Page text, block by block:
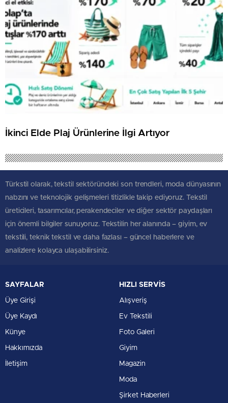
İkinci Elde Plaj Ürünlerine İlgi Artıyor
Türkstil olarak, tekstil sektöründeki son trendleri, moda dünyasının
nabzını ve teknolojik gelişmeleri titizlikle takip ediyoruz. Tekstil
üreticileri, tasarımcılar, perakendeciler ve diğer sektör paydaşları
için önemli bilgiler sunuyoruz. Tekstilin her alanında – giyim, ev
tekstili, teknik tekstil ve daha fazlası – güncel haberlere ve
analizlere kolayca ulaşabilirsiniz.
SAYFALAR
Üye Girişi
Üye Kaydı
Künye
Hakkımızda
İletişim
HIZLI SERVİS
Alışveriş
Ev Tekstili
Foto Galeri
Giyim
Magazin
Moda
Şirket Haberleri